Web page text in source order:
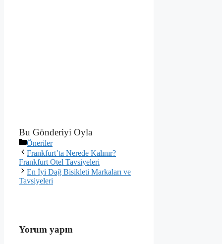
Bu Gönderiyi Oyla
Kategoriler
Öneriler
Frankfurt’ta Nerede Kalınır?
Frankfurt Otel Tavsiyeleri
En İyi Dağ Bisikleti Markaları ve
Tavsiyeleri
Yorum yapın